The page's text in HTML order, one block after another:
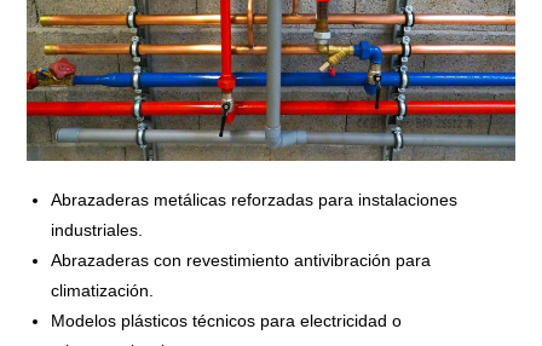
Abrazaderas metálicas reforzadas para instalaciones
industriales.
Abrazaderas con revestimiento antivibración para
climatización.
Modelos plásticos técnicos para electricidad o